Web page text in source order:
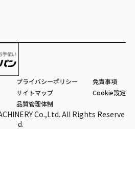
プライバシーポリシー
免責事項
サイトマップ
Cookie設定
品質管理体制
Co.,Ltd. All Rights Reserve
d.